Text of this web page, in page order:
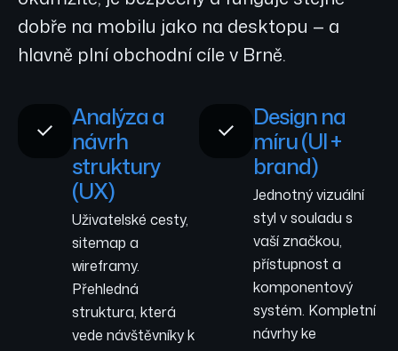
dobře na mobilu jako na desktopu — a
hlavně plní obchodní cíle v Brně.
Analýza a
návrh
struktury
(UX)
Uživatelské cesty,
sitemap a
wireframy.
Přehledná
struktura, která
vede návštěvníky k
Design na
míru (UI +
brand)
Jednotný vizuální
styl v souladu s
vaší značkou,
přístupnost a
komponentový
systém. Kompletní
návrhy ke